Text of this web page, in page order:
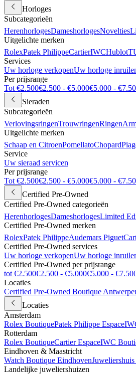
Horloges
Subcategorieën
HerenhorlogesDameshorlogesNovelties
Uitgelichte merken
RolexPatek PhilippeCartierIWCHublot
Services
Uw horloge verkopenUw horloge
Per prijsrange
Tot €2.500€2.500 - €5.000€5.000 -
Sieraden
Subcategorieën
VerlovingsringenTrouwringenRingen
Uitgelichte merken
Schaap en CitroenPomellatoChopard
Service
Uw sieraad servicen
Per prijsrange
Tot €2.500€2.500 - €5.000€5.000 -
Certified Pre-Owned
Certified Pre-Owned categorieën
HerenhorlogesDameshorlogesLimited
Certified Pre-Owned merken
RolexPatek PhilippeAudemars Piguet
Certified Pre-Owned services
Uw horloge verkopenUw horloge
Certified Pre-Owned per prijsrange
tot €2.500€2.500 - €5.000€5.000 -
Locaties
Certified Pre-Owned Boutique
Locaties
Amsterdam
Rolex BoutiquePatek Philippe Espace
Rotterdam
Rolex BoutiqueCartier EspaceIWC
Eindhoven & Maastricht
Watch Boutique Eindhoven
Landelijke juweliershuizen